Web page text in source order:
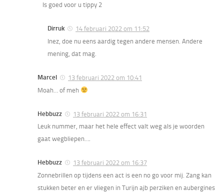
Is goed voor u tippy 2
Dirruk
14 februari 2022 om 11:52
Inez, doe nu eens aardig tegen andere mensen. Andere
mening, dat mag.
Marcel
13 februari 2022 om 10:41
Moah… of meh
Hebbuzz
13 februari 2022 om 16:31
Leuk nummer, maar het hele effect valt weg als je woorden
gaat wegbliepen….
Hebbuzz
13 februari 2022 om 16:37
Zonnebrillen op tijdens een act is een no go voor mij. Zang kan
stukken beter en er vliegen in Turijn ajb perziken en aubergines